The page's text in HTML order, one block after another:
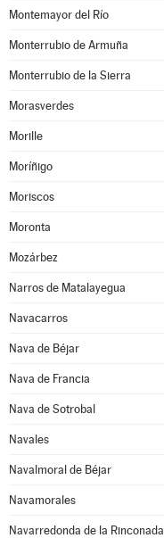
Montemayor del Río
Monterrubio de Armuña
Monterrubio de la Sierra
Morasverdes
Morille
Moríñigo
Moriscos
Moronta
Mozárbez
Narros de Matalayegua
Navacarros
Nava de Béjar
Nava de Francia
Nava de Sotrobal
Navales
Navalmoral de Béjar
Navamorales
Navarredonda de la Rinconada